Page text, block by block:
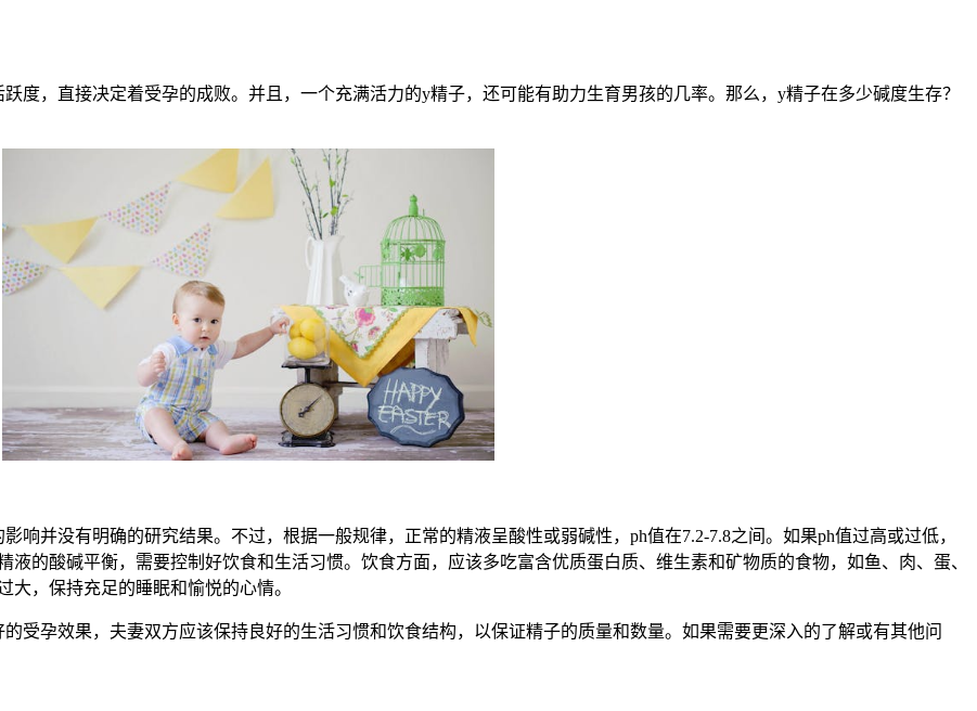
，直接决定着受孕的成败。并且，一个充满活力的y精子，还可能有助力生育男孩的几率。那么，y精子在多少碱度生存？
并没有明确的研究结果。不过，根据一般规律，正常的精液呈酸性或弱碱性，ph值在7.2-7.8之间。如果ph值过高或过低，
的酸碱平衡，需要控制好饮食和生活习惯。饮食方面，应该多吃富含优质蛋白质、维生素和矿物质的食物，如鱼、肉、蛋、
，保持充足的睡眠和愉悦的心情。
孕效果，夫妻双方应该保持良好的生活习惯和饮食结构，以保证精子的质量和数量。如果需要更深入的了解或有其他问